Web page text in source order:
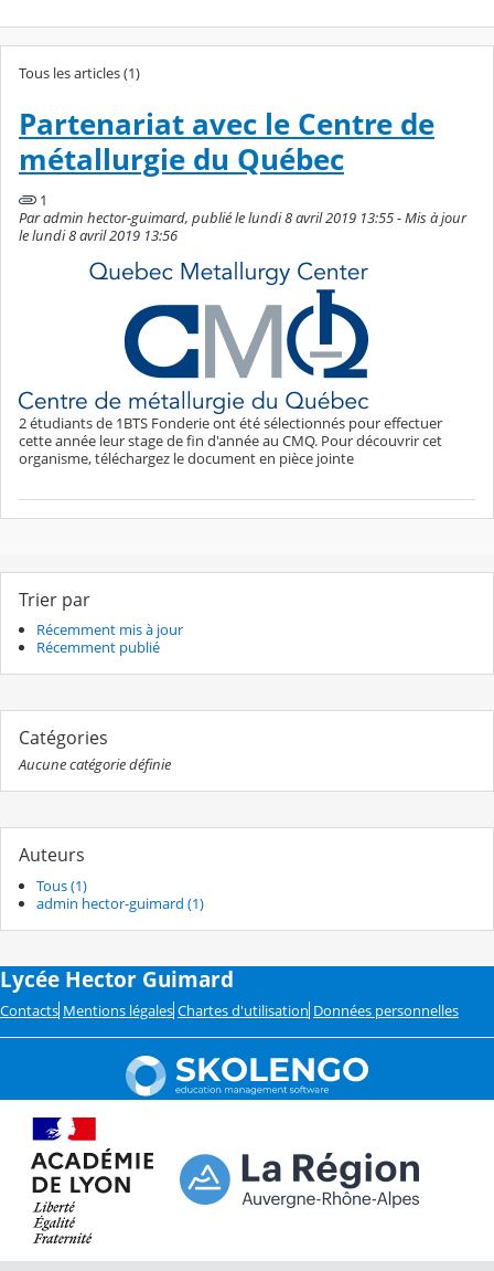
Tous les articles (1)
Partenariat avec le Centre de
métallurgie du Québec
1
Par admin hector-guimard, publié le lundi 8 avril 2019 13:55 - Mis à jour
le lundi 8 avril 2019 13:56
2 étudiants de 1BTS Fonderie ont été sélectionnés pour effectuer
cette année leur stage de fin d'année au CMQ. Pour découvrir cet
organisme, téléchargez le document en pièce jointe
Trier par
Récemment mis à jour
Récemment publié
Catégories
Aucune catégorie définie
Auteurs
Tous (1)
admin hector-guimard (1)
Lycée Hector Guimard
Contacts Mentions légales Chartes d'utilisation Données personnelles